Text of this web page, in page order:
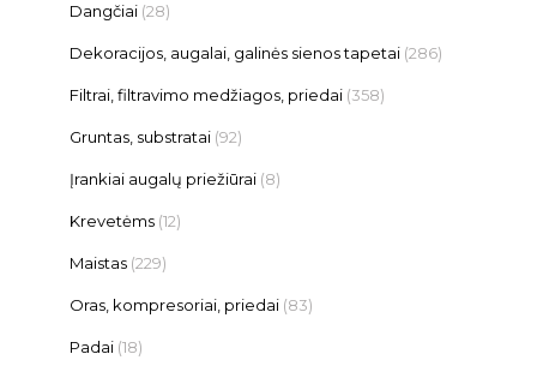
Dangčiai (28)
Dekoracijos, augalai, galinės sienos tapetai (286)
Filtrai, filtravimo medžiagos, priedai (358)
Gruntas, substratai (92)
Įrankiai augalų priežiūrai (8)
Krevetėms (12)
Maistas (229)
Oras, kompresoriai, priedai (83)
Padai (18)